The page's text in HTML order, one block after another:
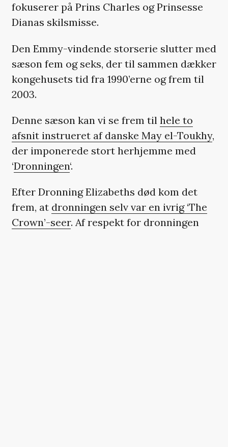
fokuserer på Prins Charles og Prinsesse
Dianas skilsmisse.
Den Emmy-vindende storserie slutter med
sæson fem og seks, der til sammen dækker
kongehusets tid fra 1990’erne og frem til
2003.
Denne sæson kan vi se frem til hele to
afsnit instrueret af danske May el-Toukhy,
der imponerede stort herhjemme med
‘Dronningen‘.
Efter Dronning Elizabeths død kom det
frem, at dronningen selv var en ivrig ‘The
Crown’-seer. Af respekt for dronningen